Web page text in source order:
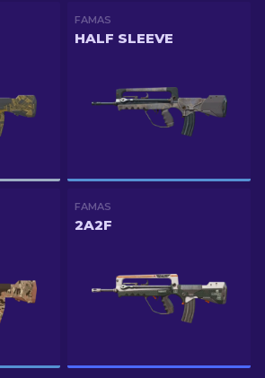
FAMAS
HALF SLEEVE
FAMAS
2A2F